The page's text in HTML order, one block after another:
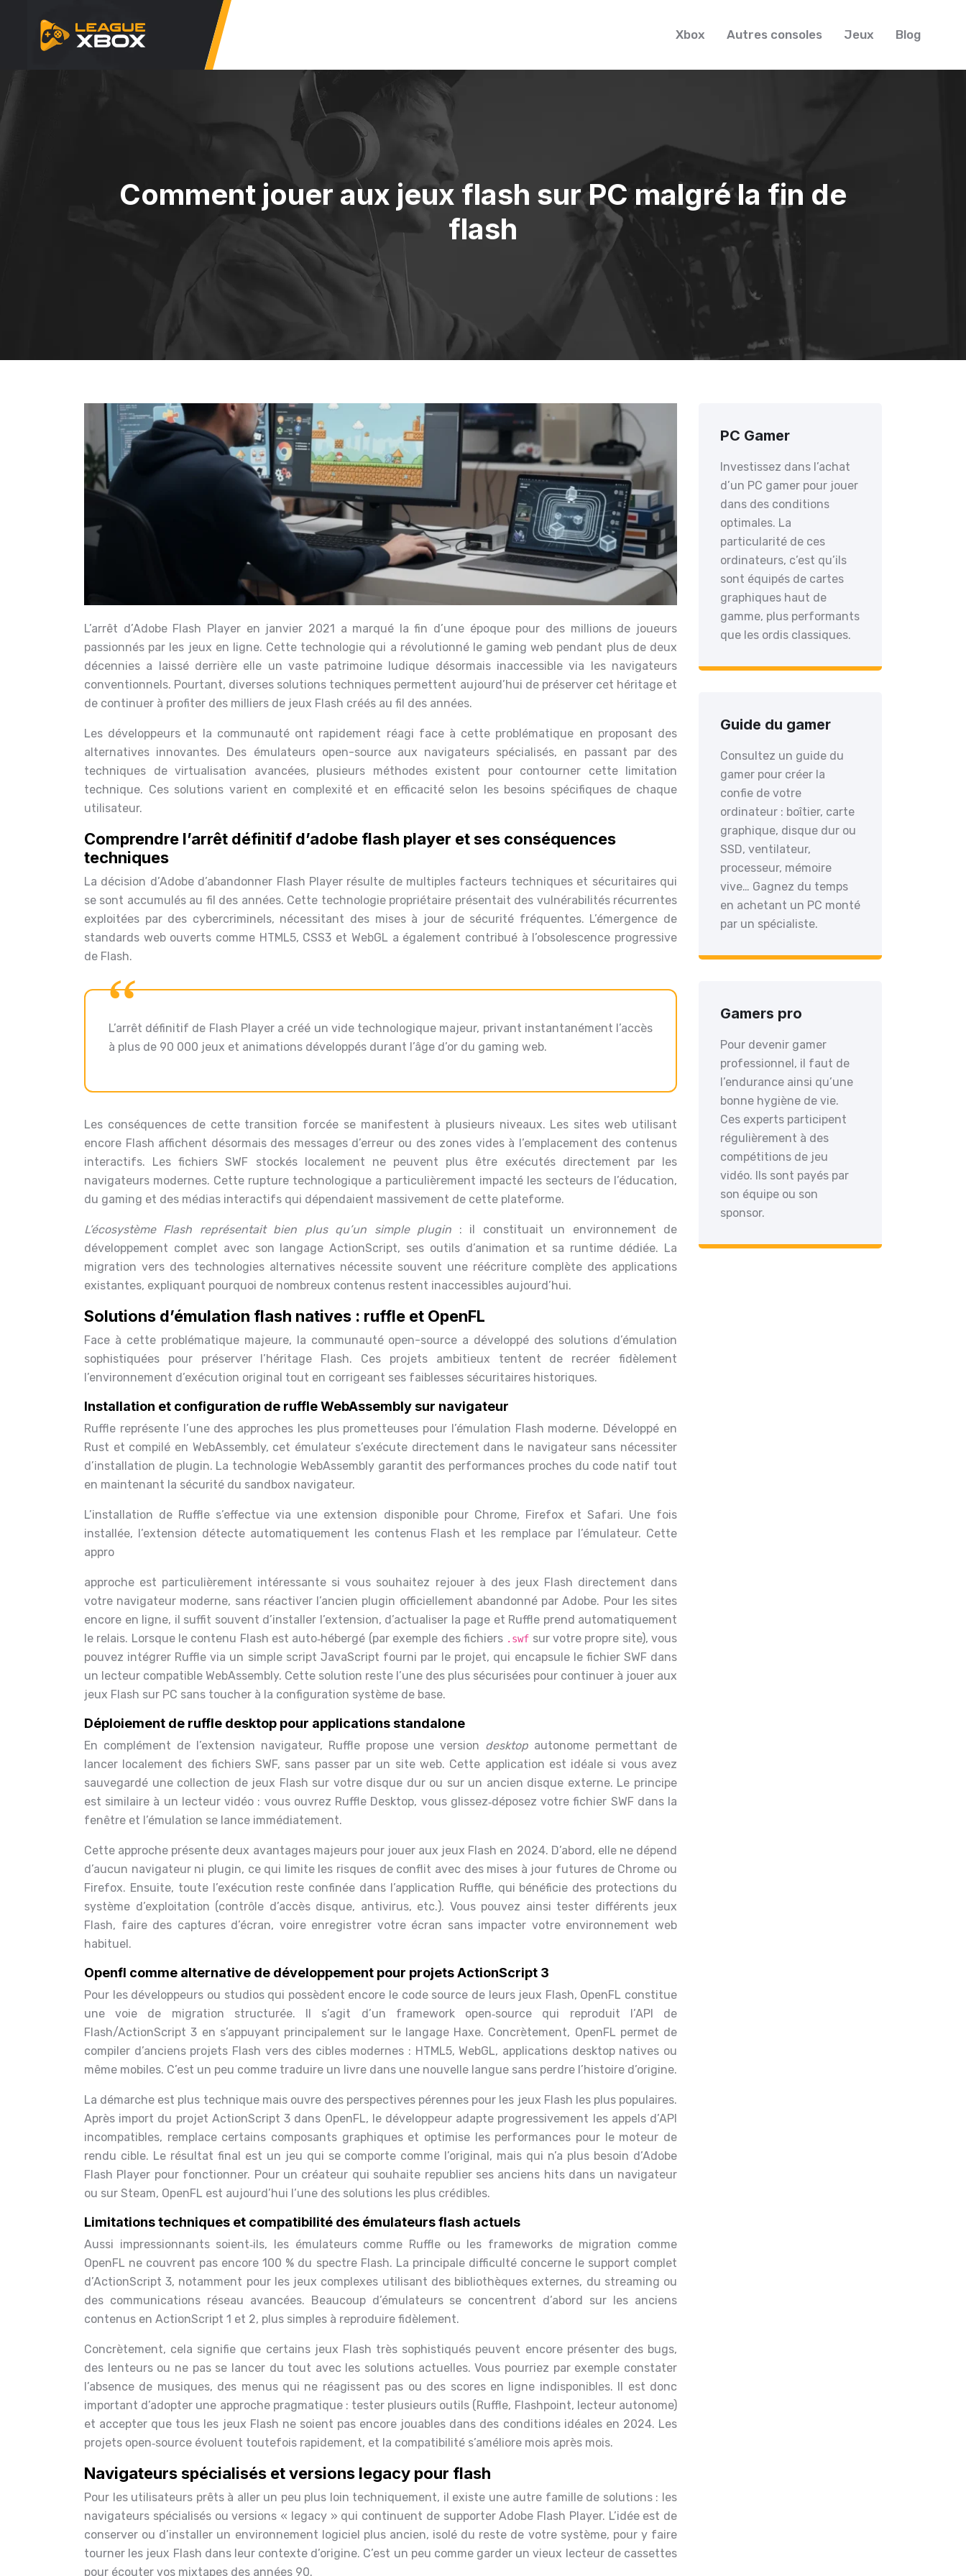
Xbox Autres consoles Jeux Blog
Comment jouer aux jeux flash sur PC malgré la fin de
flash
L’arrêt d’Adobe Flash Player en janvier 2021 a marqué la fin d’une époque pour des millions de joueurs
passionnés par les jeux en ligne. Cette technologie qui a révolutionné le gaming web pendant plus de deux
décennies a laissé derrière elle un vaste patrimoine ludique désormais inaccessible via les navigateurs
conventionnels. Pourtant, diverses solutions techniques permettent aujourd’hui de préserver cet héritage et
de continuer à profiter des milliers de jeux Flash créés au fil des années.
Les développeurs et la communauté ont rapidement réagi face à cette problématique en proposant des
alternatives innovantes. Des émulateurs open-source aux navigateurs spécialisés, en passant par des
techniques de virtualisation avancées, plusieurs méthodes existent pour contourner cette limitation
technique. Ces solutions varient en complexité et en efficacité selon les besoins spécifiques de chaque
utilisateur.
Comprendre l’arrêt définitif d’adobe flash player et ses conséquences
techniques
La décision d’Adobe d’abandonner Flash Player résulte de multiples facteurs techniques et sécuritaires qui
se sont accumulés au fil des années. Cette technologie propriétaire présentait des vulnérabilités récurrentes
exploitées par des cybercriminels, nécessitant des mises à jour de sécurité fréquentes. L’émergence de
standards web ouverts comme HTML5, CSS3 et WebGL a également contribué à l’obsolescence progressive
de Flash.
L’arrêt définitif de Flash Player a créé un vide technologique majeur, privant instantanément l’accès
à plus de 90 000 jeux et animations développés durant l’âge d’or du gaming web.
Les conséquences de cette transition forcée se manifestent à plusieurs niveaux. Les sites web utilisant
encore Flash affichent désormais des messages d’erreur ou des zones vides à l’emplacement des contenus
interactifs. Les fichiers SWF stockés localement ne peuvent plus être exécutés directement par les
navigateurs modernes. Cette rupture technologique a particulièrement impacté les secteurs de l’éducation,
du gaming et des médias interactifs qui dépendaient massivement de cette plateforme.
L’écosystème Flash représentait bien plus qu’un simple plugin : il constituait un environnement de
développement complet avec son langage ActionScript, ses outils d’animation et sa runtime dédiée. La
migration vers des technologies alternatives nécessite souvent une réécriture complète des applications
existantes, expliquant pourquoi de nombreux contenus restent inaccessibles aujourd’hui.
Solutions d’émulation flash natives : ruffle et OpenFL
Face à cette problématique majeure, la communauté open-source a développé des solutions d’émulation
sophistiquées pour préserver l’héritage Flash. Ces projets ambitieux tentent de recréer fidèlement
l’environnement d’exécution original tout en corrigeant ses faiblesses sécuritaires historiques.
Installation et configuration de ruffle WebAssembly sur navigateur
Ruffle représente l’une des approches les plus prometteuses pour l’émulation Flash moderne. Développé en
Rust et compilé en WebAssembly, cet émulateur s’exécute directement dans le navigateur sans nécessiter
d’installation de plugin. La technologie WebAssembly garantit des performances proches du code natif tout
en maintenant la sécurité du sandbox navigateur.
L’installation de Ruffle s’effectue via une extension disponible pour Chrome, Firefox et Safari. Une fois
installée, l’extension détecte automatiquement les contenus Flash et les remplace par l’émulateur. Cette
appro
approche est particulièrement intéressante si vous souhaitez rejouer à des jeux Flash directement dans
votre navigateur moderne, sans réactiver l’ancien plugin officiellement abandonné par Adobe. Pour les sites
encore en ligne, il suffit souvent d’installer l’extension, d’actualiser la page et Ruffle prend automatiquement
le relais. Lorsque le contenu Flash est auto‑hébergé (par exemple des fichiers .swf sur votre propre site), vous
pouvez intégrer Ruffle via un simple script JavaScript fourni par le projet, qui encapsule le fichier SWF dans
un lecteur compatible WebAssembly. Cette solution reste l’une des plus sécurisées pour continuer à jouer aux
jeux Flash sur PC sans toucher à la configuration système de base.
Déploiement de ruffle desktop pour applications standalone
En complément de l’extension navigateur, Ruffle propose une version desktop autonome permettant de
lancer localement des fichiers SWF, sans passer par un site web. Cette application est idéale si vous avez
sauvegardé une collection de jeux Flash sur votre disque dur ou sur un ancien disque externe. Le principe
est similaire à un lecteur vidéo : vous ouvrez Ruffle Desktop, vous glissez‑déposez votre fichier SWF dans la
fenêtre et l’émulation se lance immédiatement.
Cette approche présente deux avantages majeurs pour jouer aux jeux Flash en 2024. D’abord, elle ne dépend
d’aucun navigateur ni plugin, ce qui limite les risques de conflit avec des mises à jour futures de Chrome ou
Firefox. Ensuite, toute l’exécution reste confinée dans l’application Ruffle, qui bénéficie des protections du
système d’exploitation (contrôle d’accès disque, antivirus, etc.). Vous pouvez ainsi tester différents jeux
Flash, faire des captures d’écran, voire enregistrer votre écran sans impacter votre environnement web
habituel.
Openfl comme alternative de développement pour projets ActionScript 3
Pour les développeurs ou studios qui possèdent encore le code source de leurs jeux Flash, OpenFL constitue
une voie de migration structurée. Il s’agit d’un framework open‑source qui reproduit l’API de
Flash/ActionScript 3 en s’appuyant principalement sur le langage Haxe. Concrètement, OpenFL permet de
compiler d’anciens projets Flash vers des cibles modernes : HTML5, WebGL, applications desktop natives ou
même mobiles. C’est un peu comme traduire un livre dans une nouvelle langue sans perdre l’histoire d’origine.
La démarche est plus technique mais ouvre des perspectives pérennes pour les jeux Flash les plus populaires.
Après import du projet ActionScript 3 dans OpenFL, le développeur adapte progressivement les appels d’API
incompatibles, remplace certains composants graphiques et optimise les performances pour le moteur de
rendu cible. Le résultat final est un jeu qui se comporte comme l’original, mais qui n’a plus besoin d’Adobe
Flash Player pour fonctionner. Pour un créateur qui souhaite republier ses anciens hits dans un navigateur
ou sur Steam, OpenFL est aujourd’hui l’une des solutions les plus crédibles.
Limitations techniques et compatibilité des émulateurs flash actuels
Aussi impressionnants soient‑ils, les émulateurs comme Ruffle ou les frameworks de migration comme
OpenFL ne couvrent pas encore 100 % du spectre Flash. La principale difficulté concerne le support complet
d’ActionScript 3, notamment pour les jeux complexes utilisant des bibliothèques externes, du streaming ou
des communications réseau avancées. Beaucoup d’émulateurs se concentrent d’abord sur les anciens
contenus en ActionScript 1 et 2, plus simples à reproduire fidèlement.
Concrètement, cela signifie que certains jeux Flash très sophistiqués peuvent encore présenter des bugs,
des lenteurs ou ne pas se lancer du tout avec les solutions actuelles. Vous pourriez par exemple constater
l’absence de musiques, des menus qui ne réagissent pas ou des scores en ligne indisponibles. Il est donc
important d’adopter une approche pragmatique : tester plusieurs outils (Ruffle, Flashpoint, lecteur autonome)
et accepter que tous les jeux Flash ne soient pas encore jouables dans des conditions idéales en 2024. Les
projets open‑source évoluent toutefois rapidement, et la compatibilité s’améliore mois après mois.
Navigateurs spécialisés et versions legacy pour flash
Pour les utilisateurs prêts à aller un peu plus loin techniquement, il existe une autre famille de solutions : les
navigateurs spécialisés ou versions « legacy » qui continuent de supporter Adobe Flash Player. L’idée est de
conserver ou d’installer un environnement logiciel plus ancien, isolé du reste de votre système, pour y faire
tourner les jeux Flash dans leur contexte d’origine. C’est un peu comme garder un vieux lecteur de cassettes
pour écouter vos mixtapes des années 90.
PC Gamer
Investissez dans l’achat
d’un PC gamer pour jouer
dans des conditions
optimales. La
particularité de ces
ordinateurs, c’est qu’ils
sont équipés de cartes
graphiques haut de
gamme, plus performants
que les ordis classiques.
Guide du gamer
Consultez un guide du
gamer pour créer la
confie de votre
ordinateur : boîtier, carte
graphique, disque dur ou
SSD, ventilateur,
processeur, mémoire
vive… Gagnez du temps
en achetant un PC monté
par un spécialiste.
Gamers pro
Pour devenir gamer
professionnel, il faut de
l’endurance ainsi qu’une
bonne hygiène de vie.
Ces experts participent
régulièrement à des
compétitions de jeu
vidéo. Ils sont payés par
son équipe ou son
sponsor.